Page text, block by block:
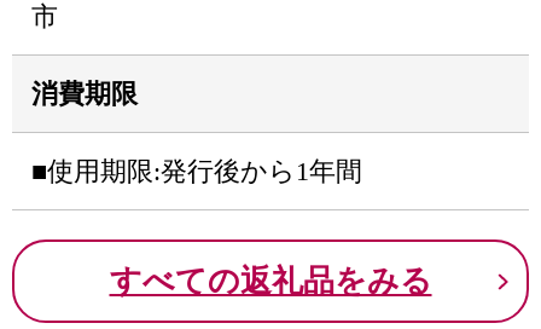
市
消費期限
■使用期限:発行後から1年間
すべての返礼品をみる